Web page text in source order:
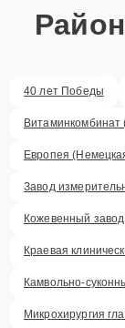
40 лет Победы
Европея
Завод
Кожевенный
Краевая
Камвольно-
Микрохирургия